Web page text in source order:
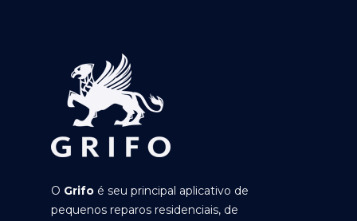
O Grifo é seu principal aplicativo de
pequenos reparos residenciais, de